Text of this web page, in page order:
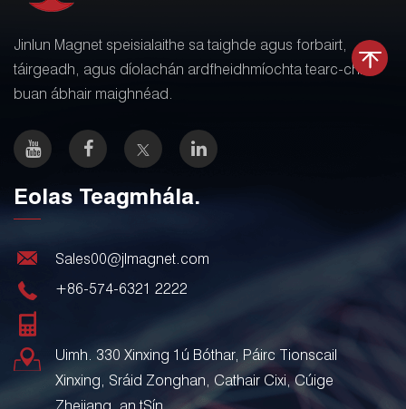
Jinlun Magnet speisialaithe sa taighde agus forbairt,
táirgeadh, agus díolachán ardfheidhmíochta tearc-chré
buan ábhair maighnéad.
Eolas Teagmhála.
Sales00@jlmagnet.com
+86-574-6321 2222
Uimh. 330 Xinxing 1ú Bóthar, Páirc Tionscail
Xinxing, Sráid Zonghan, Cathair Cixi, Cúige